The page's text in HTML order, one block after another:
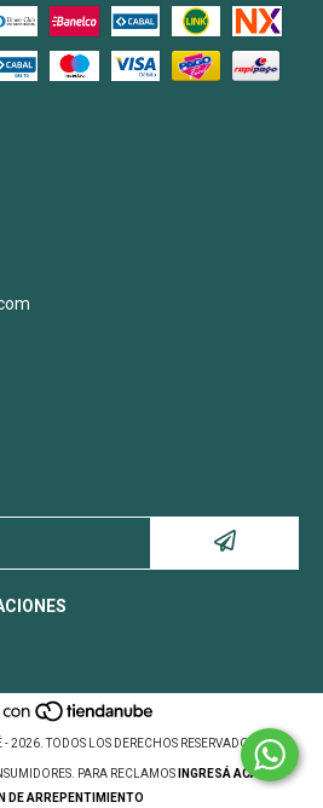
2026. TODOS LOS DERECHOS RESERVADOS.
PARA RECLAMOS
INGRESÁ ACÁ.
DE ARREPENTIMIENTO